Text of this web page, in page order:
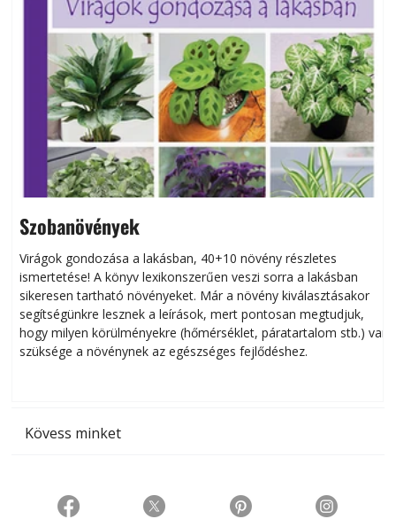
Szobanövények
Virágok gondozása a lakásban, 40+10 növény részletes
ismertetése! A könyv lexikonszerűen veszi sorra a lakásban
sikeresen tart­ha­tó növényeket. Már a növény kiválasztásakor
segítségünkre lesznek a leírások, mert pontosan megtudjuk,
hogy milyen körülményekre (hőmérséklet, páratartalom stb.) van
szüksége a növénynek az egészséges fejlődéshez.
Kövess minket